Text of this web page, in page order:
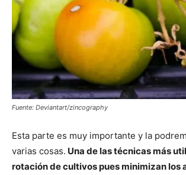
Fuente: Deviantart/zincography
Esta parte es muy importante y la
varias cosas. Una de las técnicas más
rotación de cultivos pues minimizan los